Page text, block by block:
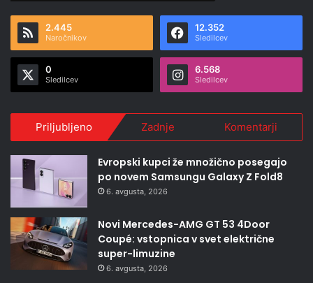
2.445
Naročnikov
12.352
Sledilcev
0
Sledilcev
6.568
Sledilcev
Priljubljeno Zadnje Komentarji
Evropski kupci že množično posegajo
po novem Samsungu Galaxy Z Fold8
6. avgusta, 2026
Novi Mercedes-AMG GT 53 4Door
Coupé: vstopnica v svet električne
super-limuzine
6. avgusta, 2026